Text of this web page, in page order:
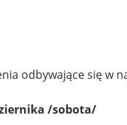
odbywające się w
/sobota/